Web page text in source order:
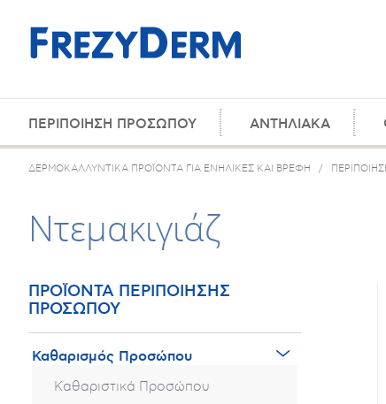
ΠΕΡΙΠΟΙΗΣΗ ΠΡΟΣΩΠΟΥ ΑΝΤΗΛΙΑΚΑ
ΔΕΡΜΟΚΑΛΛΥΝΤΙΚΑ ΠΡΟΪΟΝΤΑ ΓΙΑ ΕΝΗΛΙΚΕΣ ΚΑΙ ΒΡΕΦΗ /
Ντεμακιγιάζ
ΠΡΟΪΟΝΤΑ ΠΕΡΙΠΟΙΗΣΗΣ
ΠΡΟΣΩΠΟΥ
Καθαρισμός Προσώπου
Καθαριστικά Προσώπου